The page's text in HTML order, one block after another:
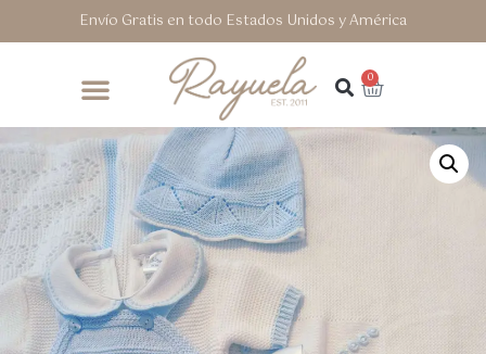
Envío Gratis en todo Estados Unidos y América
0